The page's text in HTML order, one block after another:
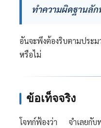
ทำความผิดฐานลั
อันจะพึงต้องริบตามประ
หรือไม่
ข้อเท็จจริง
โจทก์ฟ้องว่า จำเล